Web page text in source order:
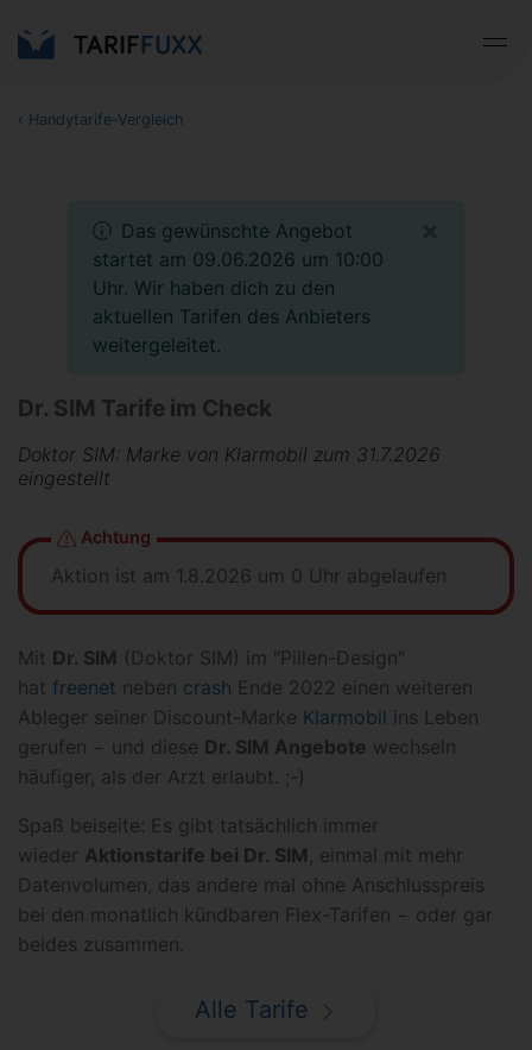
‹ Handytarife-Vergleich
Das gewünschte Angebot
startet am 09.06.2026 um 10:00
Uhr. Wir haben dich zu den
aktuellen Tarifen des Anbieters
weitergeleitet.
Dr. SIM Tarife im Check
Doktor SIM: Marke von Klarmobil zum 31.7.2026
eingestellt
Achtung
Aktion ist am 1.8.2026 um 0 Uhr abgelaufen
Mit Dr. SIM (Doktor SIM) im "Pillen-Design"
hat freenet neben crash Ende 2022 einen weiteren
Ableger seiner Discount-Marke Klarmobil ins Leben
gerufen − und diese Dr. SIM Angebote wechseln
häufiger, als der Arzt erlaubt. ;-)
Spaß beiseite: Es gibt tatsächlich immer
wieder Aktionstarife bei Dr. SIM , einmal mit mehr
Datenvolumen, das andere mal ohne Anschlusspreis
bei den monatlich kündbaren Flex-Tarifen − oder gar
beides zusammen.
Alle Tarife